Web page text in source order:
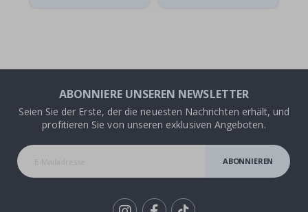
ABONNIERE UNSEREN NEWSLETTER
Seien Sie der Erste, der die neuesten Nachrichten erhält, und
profitieren Sie von unseren exklusiven Angeboten.
ABONNIEREN